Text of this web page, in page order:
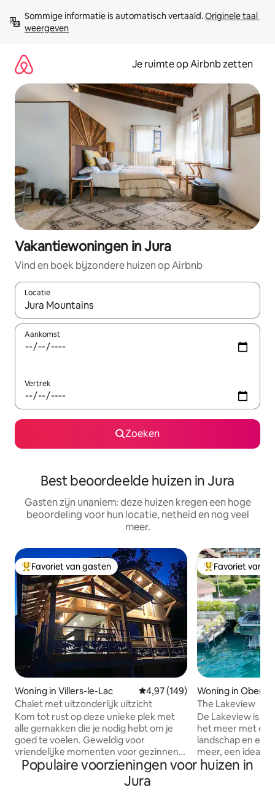
direct
naar
Sommige informatie is automatisch vertaald. Originele taal
weergeven
Je ruimte op Airbnb zetten
Vakantiewoningen in Jura
Vind en boek bijzondere huizen op Airbnb
Locatie
Wanneer er suggesties beschikbaar zijn, maak je een keuze
Aankomst
Vertrek
Zoeken
Best beoordeelde huizen in Jura
Gasten zijn unaniem: deze huizen kregen een hoge
beoordeling voor hun locatie, netheid en nog veel
meer.
Topfavoriet van gasten
Favoriet van gasten
Woning in Villers-le-Lac Gemiddelde beoordeling van
4,97 (149)
Chalet met uitzonderlijk uitzicht
Kom tot rust op deze unieke plek met
alle gemakken die je nodig hebt om je
goed te voelen. Geweldig voor
vriendelijke momenten voor gezinnen
of met vrienden. Dit chalet is uitgerust
met een adembenemend uitzicht op
Zwitserland en stelt je in staat om
Topfavoriet van
Favoriet van
Woning in
The Lakeview
De Lakeview is
het meer met
landschap en
meer, een ideale
rond het meer.
Populaire voorzieningen voor huizen in
Jura